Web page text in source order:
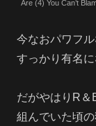
Are (4) You Can’t
今なおパワフ
すっかり有名
だがやはりR＆
組んでいた頃